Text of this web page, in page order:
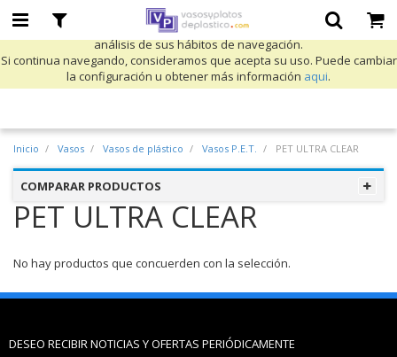
Utilizamos cookies propias y de terceros para mejorar nuestros servicios
y mostrarle publicidad relacionada con sus preferencias mediante el
análisis de sus hábitos de navegación.
Si continua navegando, consideramos que acepta su uso. Puede cambiar
la configuración u obtener más información aqui.
Inicio Vasos Vasos de plástico Vasos P.E.T. PET ULTRA CLEAR
COMPARAR PRODUCTOS
PET ULTRA CLEAR
No hay productos que concuerden con la selección.
DESEO RECIBIR NOTICIAS Y OFERTAS PERIÓDICAMENTE